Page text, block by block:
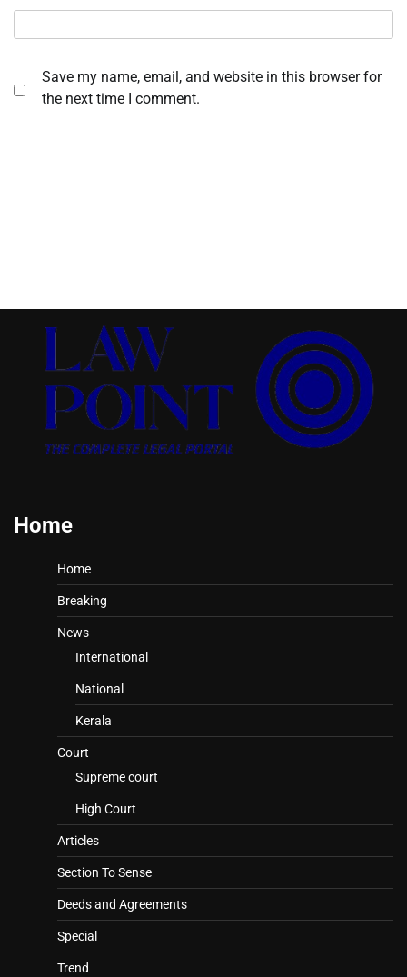
Save my name, email, and website in this browser for
the next time I comment.
Home
Home
Breaking
News
International
National
Kerala
Court
Supreme court
High Court
Articles
Section To Sense
Deeds and Agreements
Special
Trend